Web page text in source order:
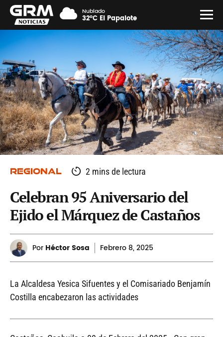
Nublado
32°C El Papalote
REGIONAL 2 mins de lectura
Celebran 95 Aniversario del
Ejido el Márquez de Castaños
Por Héctor Sosa Febrero 8, 2025
La Alcaldesa Yesica Sifuentes y el Comisariado Benjamín
Costilla encabezaron las actividades